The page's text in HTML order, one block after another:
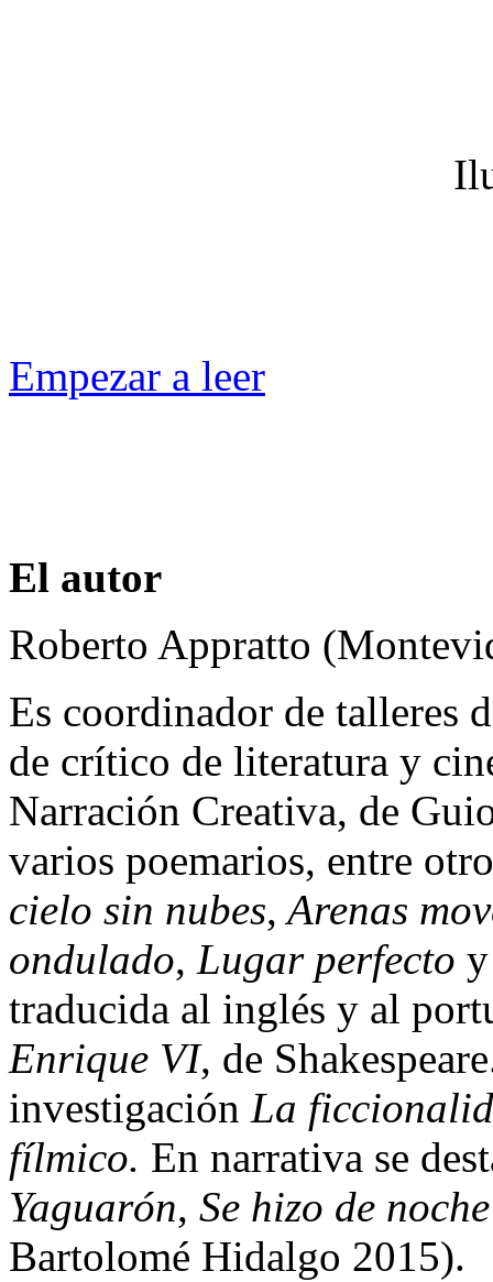
Empezar a leer
El autor
Roberto Appratto
Es coordinador de talleres
de crítico de literatura y
Narración Creativa, de
varios poemarios, entre
cielo sin nubes, Arenas
ondulado, Lugar perfecto y
traducida al inglés y al
Enrique VI, de
investigación La
fílmico. En narrativa se
Yaguarón, Se hizo de noche
Bartolomé Hidalgo 2015).